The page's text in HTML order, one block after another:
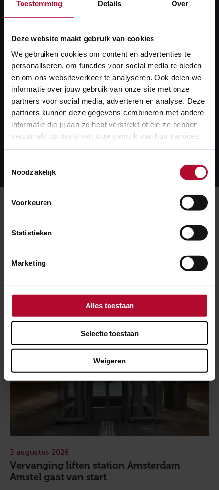
Toestemming Details Over
Deze website maakt gebruik van cookies
We gebruiken cookies om content en advertenties te
personaliseren, om functies voor social media te bieden
en om ons websiteverkeer te analyseren. Ook delen we
informatie over jouw gebruik van onze site met onze
partners voor social media, adverteren en analyse. Deze
partners kunnen deze gegevens combineren met andere
informatie die jij aan ze hebt verstrekt of die ze hebben
verzameld op basis van jouw gebruik van hun services.
Noodzakelijk
Voorkeuren
Statistieken
Marketing
Alles toestaan
Selectie toestaan
Weigeren
Storingen
Tot onze grote spijt zijn er steeds vaker, steeds
langer, liften en roltrappen op stations buiten
gebruik. Dit is natuurlijk extra vervelend voor mensen
die ze echt nodig hebben. Het staat zelfstandig
reizen met de trein in de weg.
Lees meer over dit onderwerp
over
Meer over:
Toegankelijkheid
Vervanging liften station Amsterdam
Amstel gaat van start
3 augustus 2026